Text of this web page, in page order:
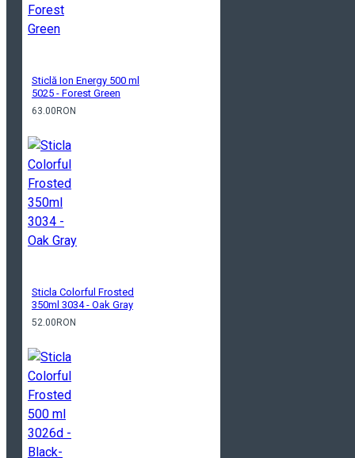
Sticlă Ion Energy 500 ml
5025 - Forest Green
63.00RON
Sticla Colorful Frosted
350ml 3034 - Oak Gray
52.00RON